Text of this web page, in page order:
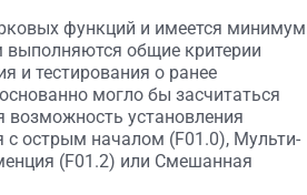
функций и имеется минимум
выполняются общие критерии
и тестирования о ранее
могло бы засчитаться
возможность установления
с острым началом (F01.0), Мульти-
(F01.2) или Смешанная